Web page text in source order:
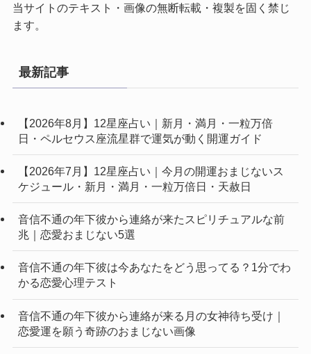
当サイトのテキスト・画像の無断転載・複製を固く禁じ
ます。
最新記事
【2026年8月】12星座占い｜新月・満月・一粒万倍
日・ペルセウス座流星群で運気が動く開運ガイド
【2026年7月】12星座占い｜今月の開運おまじないス
ケジュール・新月・満月・一粒万倍日・天赦日
音信不通の年下彼から連絡が来たスピリチュアルな前
兆｜恋愛おまじない5選
音信不通の年下彼は今あなたをどう思ってる？1分でわ
かる恋愛心理テスト
音信不通の年下彼から連絡が来る月の女神待ち受け｜
恋愛運を願う奇跡のおまじない画像